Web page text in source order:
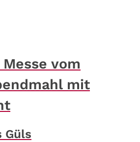
Messe vom
mit
Güls